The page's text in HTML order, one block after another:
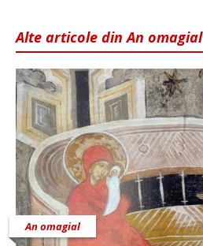
Alte articole din An omagial
An omagial